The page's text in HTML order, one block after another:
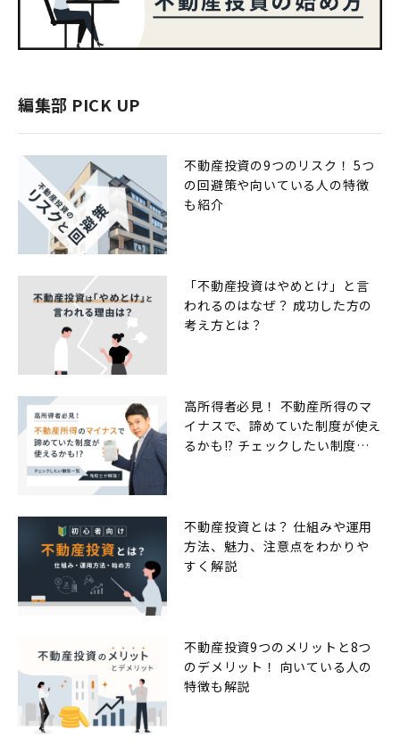
編集部 PICK UP
不動産投資の9つのリスク！ 5つ
の回避策や向いている人の特徴
も紹介
「不動産投資はやめとけ」と言
われるのはなぜ？ 成功した方の
考え方とは？
高所得者必見！ 不動産所得のマ
イナスで、諦めていた制度が使え
るかも!? チェックしたい制度一
不動産投資とは？ 仕組みや運用
方法、魅力、注意点をわかりや
すく解説
不動産投資9つのメリットと8つ
のデメリット！ 向いている人の
特徴も解説